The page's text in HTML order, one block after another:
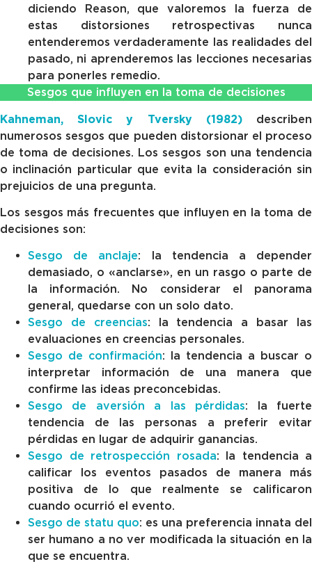
diciendo Reason, que valoremos la fuerza de
estas distorsiones retrospectivas nunca
entenderemos verdaderamente las realidades del
pasado, ni aprenderemos las lecciones necesarias
para ponerles remedio.
Sesgos que influyen en la toma de decisiones
Kahneman, Slovic y Tversky (1982)describen
numerosos sesgos que pueden distorsionar el proceso
de toma de decisiones. Los sesgos son una tendencia
o inclinación particular que evita la consideración sin
prejuicios de una pregunta.
Los sesgos más frecuentes que influyen en la toma de
decisiones son:
Sesgo de anclaje: la tendencia a depender
demasiado, o «anclarse», en un rasgo o parte de
la información. No considerar el panorama
general, quedarse con un solo dato.
Sesgo de creencias: la tendencia a basar las
evaluaciones en creencias personales.
Sesgo de confirmación: la tendencia a buscar o
interpretar información de una manera que
confirme las ideas preconcebidas.
Sesgo de aversión a las pérdidas: la fuerte
tendencia de las personas a preferir evitar
pérdidas en lugar de adquirir ganancias.
Sesgo de retrospección rosada: la tendencia a
calificar los eventos pasados ​​de manera más
positiva de lo que realmente se calificaron
cuando ocurrió el evento.
Sesgo de statu quo: es una preferencia innata del
ser humano a no ver modificada la situación en la
que se encuentra.